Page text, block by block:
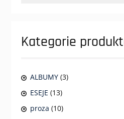
Kategorie
ALBUMY (3)
ESEJE (13)
proza (10)